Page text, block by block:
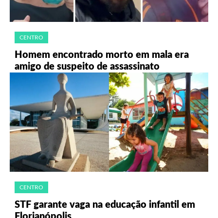
CENTRO
Homem encontrado morto em mala era
amigo de suspeito de assassinato
CENTRO
STF garante vaga na educação infantil em